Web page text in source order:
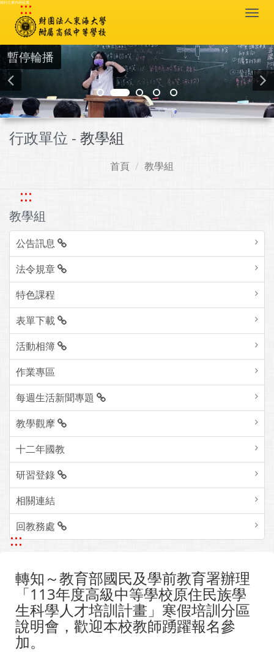
跳到主要內容區塊
:::
暫停輪播
行政單位 - 教學組
首頁 教學組
:::
教學組
公告訊息
法令規章
特色課程
表單下載
活動相簿
作業專區
每週生活新聞專題
教學觀摩
十二年國教
研習登錄
相關連結
回教務處
:::
轉知～教育部國民及學前教育署辦理
「113年度高級中等學校原住民族學
生科學人才培訓計畫」寒假培訓分區
說明會，歡迎本校教師踴躍報名參
加。